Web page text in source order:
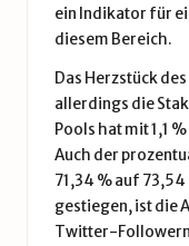
ein Indikator für
diesem Bereich.
Das Herzstück
allerdings die
Pools hat mit 1,1
Auch der
71,34 % auf
gestiegen, ist die
Twitter-